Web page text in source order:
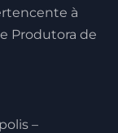
à
Produtora de
–